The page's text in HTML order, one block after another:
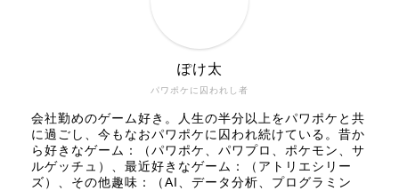
パワポケに囚われし者
ぽけ太
会社勤めのゲーム好き。人生の半分以上をパワポケと共
に過ごし、今もなおパワポケに囚われ続けている。昔か
ら好きなゲーム：（パワポケ、パワプロ、ポケモン、サ
ルゲッチュ）、最近好きなゲーム：（アトリエシリー
ズ）、その他趣味：（AI、データ分析、プログラミン